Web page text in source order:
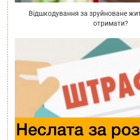
Відшкодування за зруйноване
отримати?